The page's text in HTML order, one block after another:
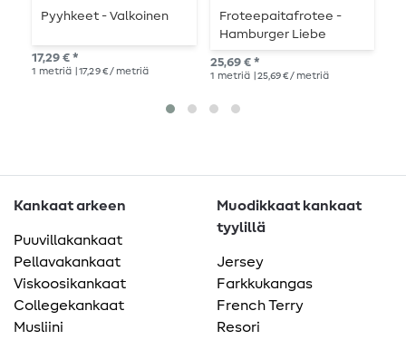
Pyyhkeet - Valkoinen
17,29 € *
1 metriä | 17,29 € / metriä
Froteepaitafrotee -
Hamburger Liebe
raidat aqua violetti
25,69 € *
1 metriä | 25,69 € / metriä
Kankaat arkeen
Puuvillakankaat
Pellavakankaat
Viskoosikankaat
Collegekankaat
Musliini
Muodikkaat kankaat
tyylillä
Jersey
Farkkukangas
French Terry
Resori